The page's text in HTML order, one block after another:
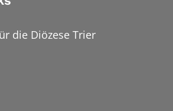
die Diözese Trier